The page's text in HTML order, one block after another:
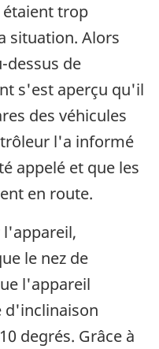
trop
situation. Alors
dessus de
s'est aperçu qu'il
des véhicules
l'a informé
appelé et que les
en route.
le nez de
l'appareil
d'inclinaison
degrés. Grâce à